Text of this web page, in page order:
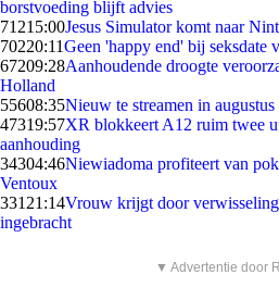
borstvoeding blijft advies
71215:00Jesus Simulator komt naar
70220:11Geen 'happy end' bij seksdate
67209:28Aanhoudende droogte
Holland
55608:35Nieuw te streamen in augustus
47319:57XR blokkeert A12 ruim twee
aanhouding
34304:46Niewiadoma profiteert van
Ventoux
331 21:14Vrouw krijgt door
ingebracht
▼ Advertentie door